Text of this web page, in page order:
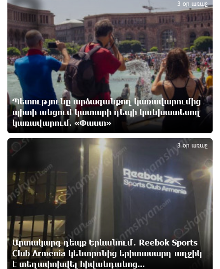
13 ժամ առաջ
8-ամյա Մոնթե Մուրադյանն ու Սյունե Քոսակյանը
հաղթահարել են Արարատի գագաթը
14 ժամ առաջ
Վթար Լոռու մարզում․ փրկարարները վարորդին
դուրս են բերել արգելափակումից
14 ժամ առաջ
Երևանում երթուղիների փոփոխություն կլինի
14 ժամ առաջ
Օգոստոսի 7-ին՝ Գարեգին Բ Ամենայն Հայոց
Կաթողիկոսի դատական նիստը
ՆԳՆ-ն՝ աղբակույտի տակ մնացած քաղաքացու
մահվան մասին
15 ժամ առաջ
Պետությունը արձագանքող կառավարումից
պիտի անցում կատարի դեպի կանխատեսող
կառավարում. «Փաստ»
3 օր առաջ
3
Արտակարգ դեպք Երևանում․ Reebok Sports
Club Armenia կենտրոնից երիտասարդ աղջիկ
է տեղափոխվել հիվանդանոց...
3 օր առաջ
4